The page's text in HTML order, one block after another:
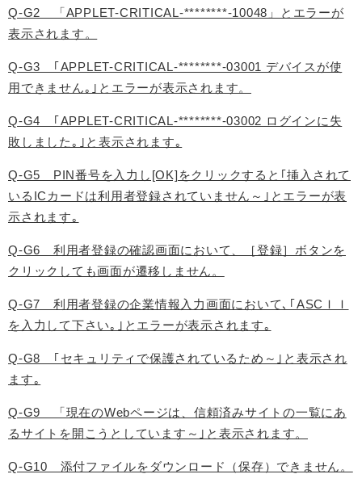
Q-G2 「APPLET-CRITICAL-********-10048」とエラーが
表示されます。
Q-G3 ｢APPLET-CRITICAL-********-03001 デバイスが使
用できません｡｣とエラーが表示されます。
Q-G4 ｢APPLET-CRITICAL-********-03002 ログインに失
敗しました｡｣と表示されます｡
Q-G5 PIN番号を入力し[OK]をクリックすると｢挿入されて
いるICカードは利用者登録されていません～｣とエラーが表
示されます｡
Q-G6 利用者登録の確認画面において、［登録］ボタンを
クリックしても画面が遷移しません。
Q-G7 利用者登録の企業情報入力画面において､｢ASCＩＩ
を入力して下さい｡｣とエラーが表示されます｡
Q-G8 ｢セキュリティで保護されているため～｣と表示され
ます｡
Q-G9 「現在のWebページは、信頼済みサイトの一覧にあ
るサイトを開こうとしています～｣と表示されます。
Q-G10 添付ファイルをダウンロード（保存）できません。